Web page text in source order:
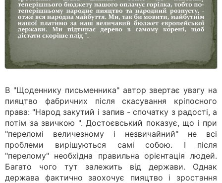
В "Щоденнику письменника" автор звертає увагу на
пияцтво фабричних після скасування кріпосного
права: "Народ закутий і запив - спочатку з радості, а
потім за звичкою ". Достоєвський показує, що і при
"переломі величезному і незвичайний" не всі
проблеми вирішуються самі собою. І після
"перелому" необхідна правильна орієнтація людей.
Багато чого тут залежить від держави. Однак
держава фактично заохочує пияцтво і зростання